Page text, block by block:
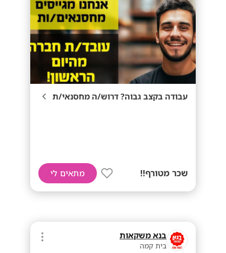
עבודה בקצב גבוה? דרוש/ה מחסנאי/ת
שכר מטורף!! מתאים לי
בנא משקאות
בית קמה